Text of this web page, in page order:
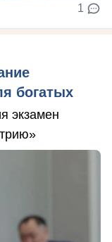
1
богатых
экзамен